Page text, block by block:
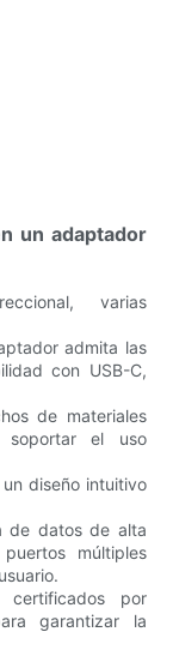
un adaptador
varias
admita las
con USB-C,
de materiales
soportar el uso
diseño intuitivo
de datos de alta
múltiples
certificados por
garantizar la